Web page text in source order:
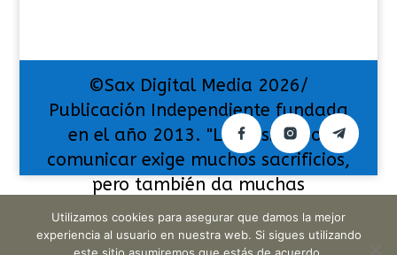
©Sax Digital Media 2026/
Publicación Independiente fundada
en el año 2013. "La pasión por
comunicar exige muchos sacrificios,
pero también da muchas
satisfacciones".
Utilizamos cookies para asegurar que damos la mejor
experiencia al usuario en nuestra web. Si sigues utilizando